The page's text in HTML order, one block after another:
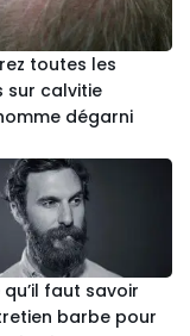
toutes les
sur calvitie
dégarni
faut savoir
barbe pour